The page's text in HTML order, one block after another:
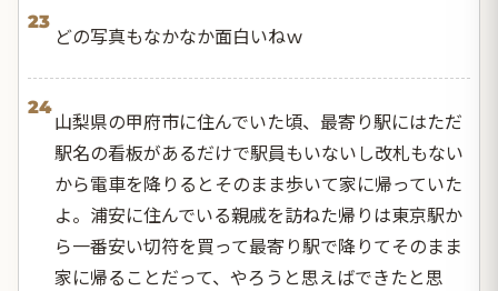
23
どの写真もなかなか面白いねｗ
24
山梨県の甲府市に住んでいた頃、最寄り駅にはただ
駅名の看板があるだけで駅員もいないし改札もない
から電車を降りるとそのまま歩いて家に帰っていた
よ。浦安に住んでいる親戚を訪ねた帰りは東京駅か
ら一番安い切符を買って最寄り駅で降りてそのまま
家に帰ることだって、やろうと思えばできたと思